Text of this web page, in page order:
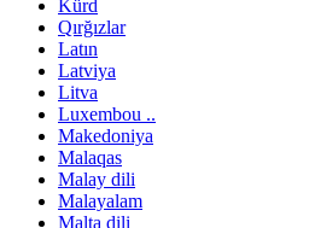
Kürd
Qırğızlar
Latın
Latviya
Litva
Luxembou ..
Makedoniya
Malaqas
Malay dili
Malayalam
Malta dili